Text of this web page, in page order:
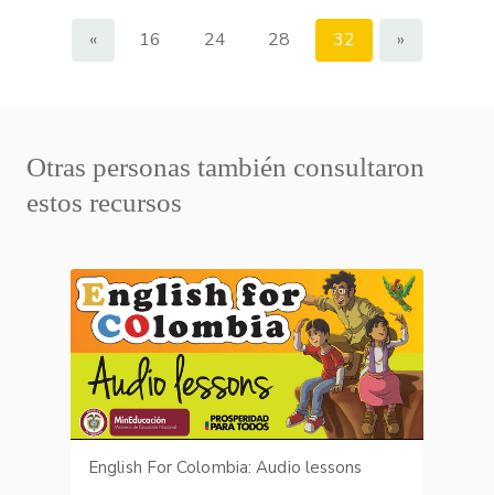
« 16 24 28 32 »
Otras personas también consultaron
estos recursos
English For Colombia: Audio lessons